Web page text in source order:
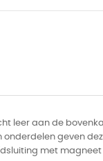
leer aan de
geven
met magneet